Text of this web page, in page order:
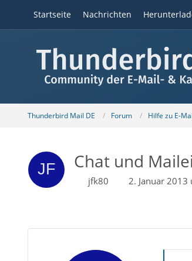
Startseite Nachrichten
Thunderbird Mail DE Forum Hilfe zu E-
Chat und
jfk80 2. Januar 2013